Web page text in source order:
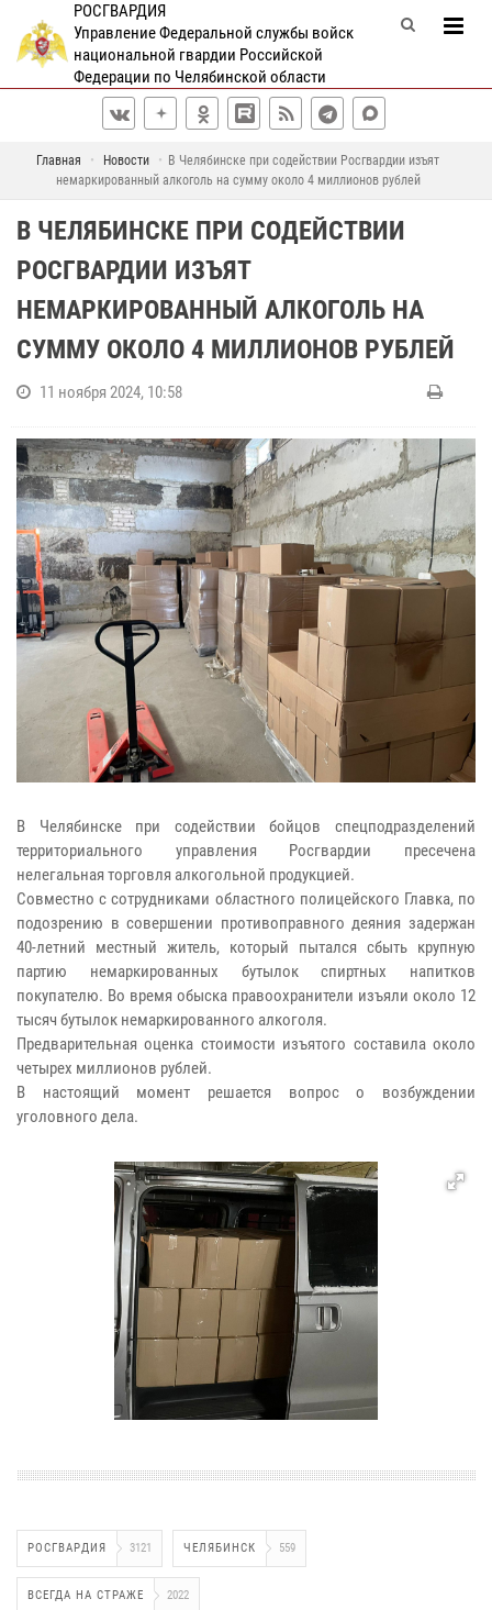
РОСГВАРДИЯ
Управление Федеральной службы войск
национальной гвардии Российской
Федерации по Челябинской области
Главная Новости
В Челябинске при содействии Росгвардии изъят
немаркированный алкоголь на сумму около 4 миллионов рублей
В ЧЕЛЯБИНСКЕ ПРИ СОДЕЙСТВИИ
РОСГВАРДИИ ИЗЪЯТ
НЕМАРКИРОВАННЫЙ АЛКОГОЛЬ НА
СУММУ ОКОЛО 4 МИЛЛИОНОВ РУБЛЕЙ
11 ноября 2024, 10:58
В Челябинске при содействии бойцов спецподразделений
территориального управления Росгвардии пресечена
нелегальная торговля алкогольной продукцией.
Совместно с сотрудниками областного полицейского Главка, по
подозрению в совершении противоправного деяния задержан
40-летний местный житель, который пытался сбыть крупную
партию немаркированных бутылок спиртных напитков
покупателю. Во время обыска правоохранители изъяли около 12
тысяч бутылок немаркированного алкоголя.
Предварительная оценка стоимости изъятого составила около
четырех миллионов рублей.
В настоящий момент решается вопрос о возбуждении
уголовного дела.
РОСГВАРДИЯ 3121 ЧЕЛЯБИНСК 559
ВСЕГДА НА СТРАЖЕ 2022